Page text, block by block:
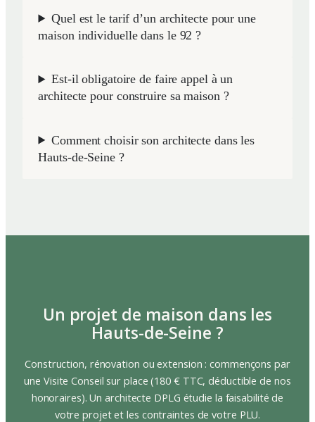
Quel est le tarif d’un architecte pour une
maison individuelle dans le 92 ?
Est-il obligatoire de faire appel à un
architecte pour construire sa maison ?
Comment choisir son architecte dans les
Hauts-de-Seine ?
Un projet de maison dans les
Hauts-de-Seine ?
Construction, rénovation ou extension : commençons par
une Visite Conseil sur place (180 € TTC, déductible de nos
honoraires). Un architecte DPLG étudie la faisabilité de
votre projet et les contraintes de votre PLU.